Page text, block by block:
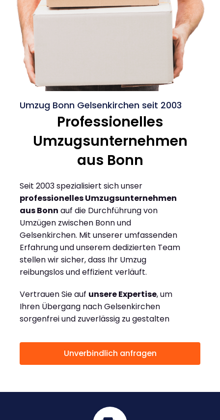
Umzug Bonn Gelsenkirchen seit 2003
Professionelles
Umzugsunternehmen
aus Bonn
Seit 2003 spezialisiert sich unser
professionelles Umzugsunternehmen
aus Bonn auf die Durchführung von
Umzügen zwischen Bonn und
Gelsenkirchen. Mit unserer umfassenden
Erfahrung und unserem dedizierten Team
stellen wir sicher, dass Ihr Umzug
reibungslos und effizient verläuft.
Vertrauen Sie auf unsere Expertise, um
Ihren Übergang nach Gelsenkirchen
sorgenfrei und zuverlässig zu gestalten
Unverbindlich anfragen